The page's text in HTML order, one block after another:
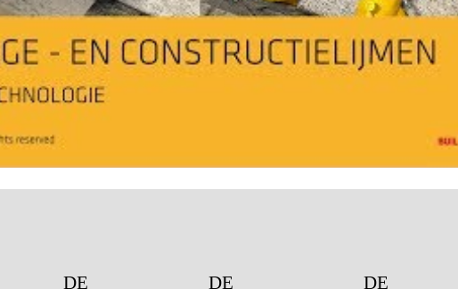
DE
DE
DE